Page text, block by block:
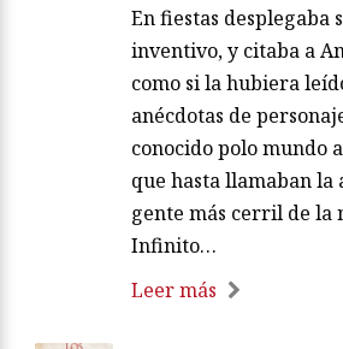
En fiestas desplegaba
inventivo, y citaba a
como si la hubiera
anécdotas de
conocido polo mundo
que hasta llamaban la
gente más cerril de la
Infinito…
Leer más